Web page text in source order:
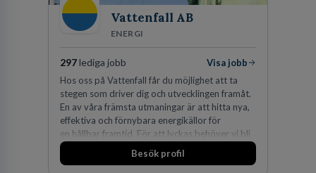
Vattenfall AB
ENERGI
297lediga jobb
Visa jobb
Hos oss på Vattenfall får du möjlighet att ta
stegen som driver dig och utvecklingen framåt.
En av våra främsta utmaningar är att hitta nya,
effektiva och förnybara energikällor för
en hållbar framtid. För att lyckas behöver vi bli
fler medarbetare som vill göra skillnad.
Besök profil